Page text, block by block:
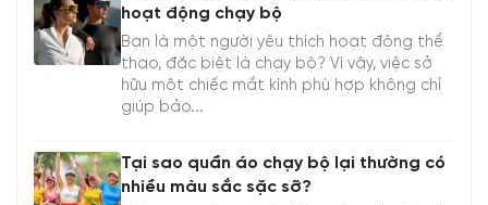
hoạt động chạy bộ
Bạn là một người yêu thích hoạt động thể
thao, đặc biệt là chạy bộ? Vì vậy, việc sở
hữu một chiếc mắt kính phù hợp không chỉ
giúp bảo...
Tại sao quần áo chạy bộ lại thường có
nhiều màu sắc sặc sỡ?